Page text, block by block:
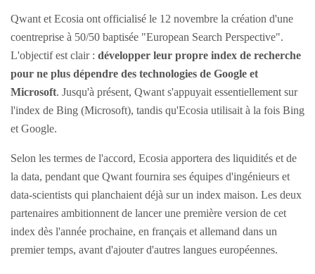
Qwant et Ecosia ont officialisé le 12 novembre la création d'une
coentreprise à 50/50 baptisée "European Search Perspective".
L'objectif est clair : développer leur propre index de recherche
pour ne plus dépendre des technologies de Google et
Microsoft. Jusqu'à présent, Qwant s'appuyait essentiellement sur
l'index de Bing (Microsoft), tandis qu'Ecosia utilisait à la fois Bing
et Google.
Selon les termes de l'accord, Ecosia apportera des liquidités et de
la data, pendant que Qwant fournira ses équipes d'ingénieurs et
data-scientists qui planchaient déjà sur un index maison. Les deux
partenaires ambitionnent de lancer une première version de cet
index dès l'année prochaine, en français et allemand dans un
premier temps, avant d'ajouter d'autres langues européennes.